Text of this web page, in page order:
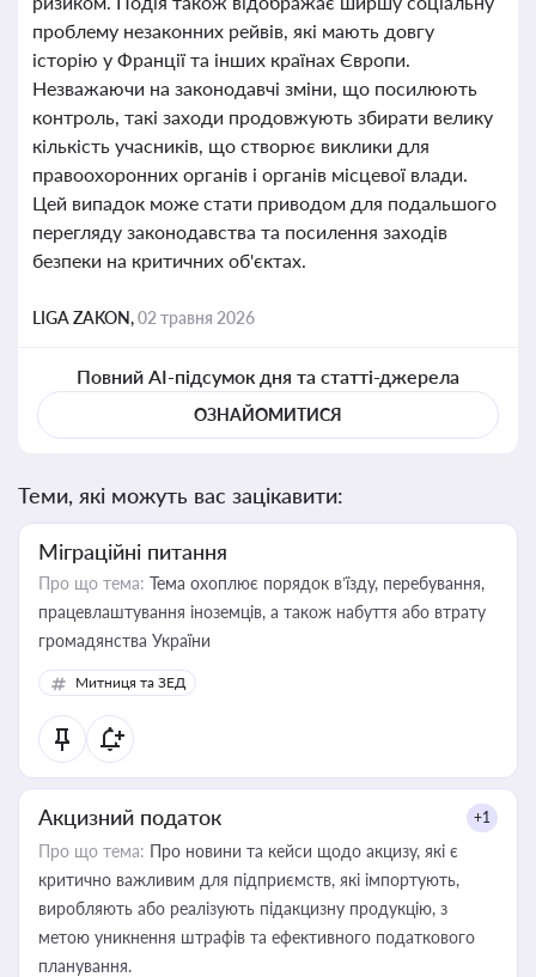
проблему незаконних рейвів, які мають довгу
історію у Франції та інших країнах Європи.
Незважаючи на законодавчі зміни, що посилюють
контроль, такі заходи продовжують збирати велику
кількість учасників, що створює виклики для
правоохоронних органів і органів місцевої влади.
Цей випадок може стати приводом для подальшого
перегляду законодавства та посилення заходів
безпеки на критичних об'єктах.
LIGA ZAKON,02 травня 2026
Повний AI-підсумок дня та статті-джерела
ОЗНАЙОМИТИСЯ
Теми, які можуть вас зацікавити:
Міграційні питання
Про що тема: Тема охоплює порядок в’їзду, перебування,
працевлаштування іноземців, а також набуття або втрату
громадянства України
Митниця та ЗЕД
Акцизний податок +1
Про що тема: Про новини та кейси щодо акцизу, які є
критично важливим для підприємств, які імпортують,
виробляють або реалізують підакцизну продукцію, з
метою уникнення штрафів та ефективного податкового
планування.